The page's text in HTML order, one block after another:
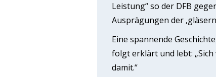
Leistung“ so der DFB
Ausprägungen der
Eine spannende
folgt erklärt und lebt:
damit.“